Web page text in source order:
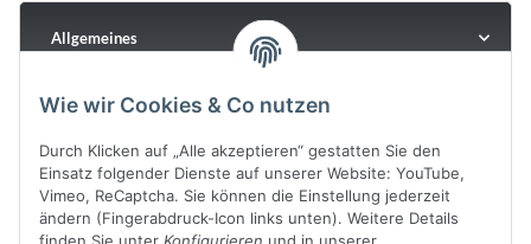
Allgemeines
Wie wir Cookies & Co nutzen
Durch Klicken auf „Alle akzeptieren“ gestatten Sie den
Einsatz folgender Dienste auf unserer Website: YouTube,
Vimeo, ReCaptcha. Sie können die Einstellung jederzeit
ändern (Fingerabdruck-Icon links unten). Weitere Details